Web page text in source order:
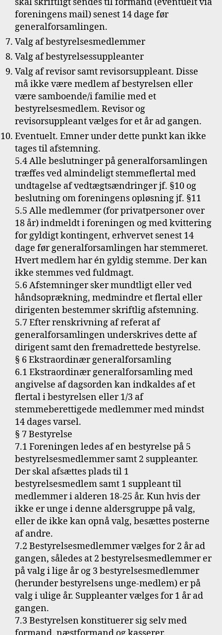
foreningens mail) senest 14 dage før
generalforsamlingen.
Valg af bestyrelsesmedlemmer
Valg af bestyrelsessuppleanter
Valg af revisor samt revisorsuppleant. Disse
må ikke være medlem af bestyrelsen eller
være samboende/i familie med et
bestyrelsesmedlem. Revisor og
revisorsuppleant vælges for et år ad gangen.
Eventuelt. Emner under dette punkt kan ikke
tages til afstemning.
5.4 Alle beslutninger på generalforsamlingen
træffes ved almindeligt stemmeflertal med
undtagelse af vedtægtsændringer jf. §10 og
beslutning om foreningens opløsning jf. §11
5.5 Alle medlemmer (for privatpersoner over
18 år) indmeldt i foreningen og med kvittering
for gyldigt kontingent, erhvervet senest 14
dage før generalforsamlingen har stemmeret.
Hvert medlem har én gyldig stemme. Der kan
ikke stemmes ved fuldmagt.
5.6 Afstemninger sker mundtligt eller ved
håndsoprækning, medmindre et flertal eller
dirigenten bestemmer skriftlig afstemning.
5.7 Efter renskrivning af referat af
generalforsamlingen underskrives dette af
dirigent samt den fremadrettede bestyrelse.
§ 6 Ekstraordinær generalforsamling
6.1 Ekstraordinær generalforsamling med
angivelse af dagsorden kan indkaldes af et
flertal i bestyrelsen eller 1/3 af
stemmeberettigede medlemmer med mindst
14 dages varsel.
§ 7 Bestyrelse
7.1 Foreningen ledes af en bestyrelse på 5
bestyrelsesmedlemmer samt 2 suppleanter.
Der skal afsættes plads til 1
bestyrelsesmedlem samt 1 suppleant til
medlemmer i alderen 18-25 år. Kun hvis der
ikke er unge i denne aldersgruppe på valg,
eller de ikke kan opnå valg, besættes posterne
af andre.
7.2 Bestyrelsesmedlemmer vælges for 2 år ad
gangen, således at 2 bestyrelsesmedlemmer er
på valg i lige år og 3 bestyrelsesmedlemmer
(herunder bestyrelsens unge-medlem) er på
valg i ulige år. Suppleanter vælges for 1 år ad
gangen.
7.3 Bestyrelsen konstituerer sig selv med